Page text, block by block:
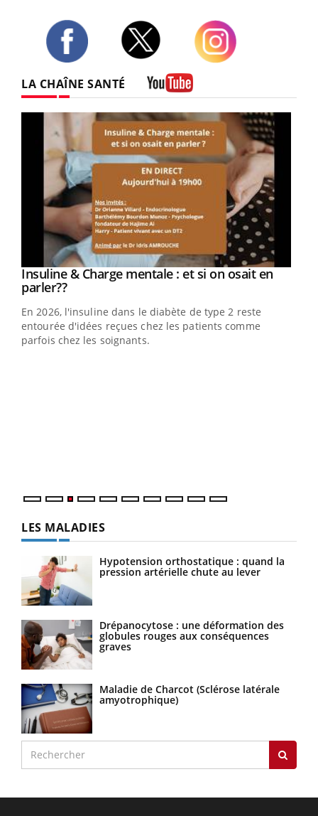
LA CHAÎNE SANTÉ
Youtube
Insuline & Charge mentale : et si on osait en
parler??Youtube
En 2026, l'insuline dans le diabète de type 2 reste
entourée d'idées reçues chez les patients comme
parfois chez les soignants.
LES MALADIES
Hypotension orthostatique : quand la
pression artérielle chute au lever
Drépanocytose : une déformation des
globules rouges aux conséquences
graves
Maladie de Charcot (Sclérose latérale
amyotrophique)